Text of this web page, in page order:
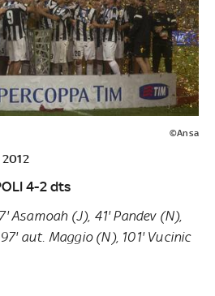
©Ansa
2012
4-2 dts
Asamoah (J), 41' Pandev (N),
aut. Maggio (N), 101' Vucinic